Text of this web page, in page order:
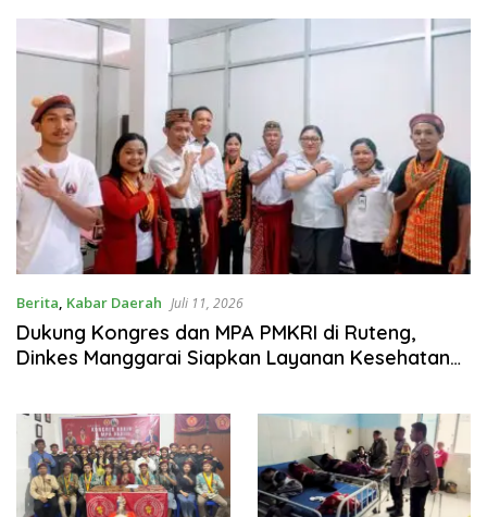
Pengabaian Sanksi Adat
Berita, Kabar Daerah Juli 11, 2026
Dukung Kongres dan MPA PMKRI di Ruteng,
Dinkes Manggarai Siapkan Layanan Kesehatan